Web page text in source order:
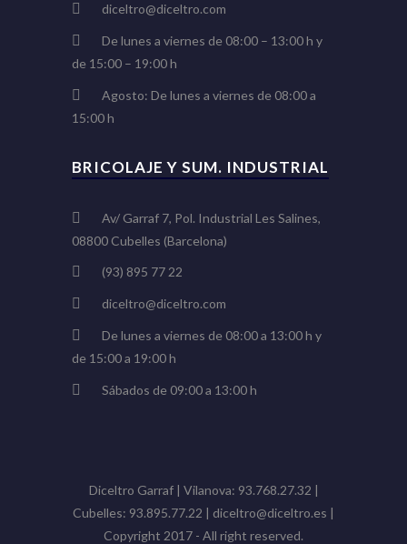
diceltro@diceltro.com
De lunes a viernes de 08:00 – 13:00 h y
de 15:00 – 19:00 h
Agosto: De lunes a viernes de 08:00 a
15:00 h
BRICOLAJE Y SUM. INDUSTRIAL
Av/ Garraf 7, Pol. Industrial Les Salines,
08800 Cubelles (Barcelona)
(93) 895 77 22
diceltro@diceltro.com
De lunes a viernes de 08:00 a 13:00 h y
de 15:00 a 19:00 h
Sábados de 09:00 a 13:00 h
Diceltro Garraf | Vilanova: 93.768.27.32 |
Cubelles: 93.895.77.22 | diceltro@diceltro.es |
Copyright 2017 - All right reserved.